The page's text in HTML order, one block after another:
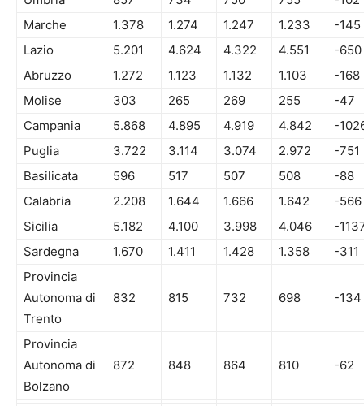
Marche
1.378 1.274 1.247 1.233
-145
Lazio
5.201 4.624 4.322 4.551
-650
Abruzzo
1.272 1.123 1.132 1.103
-168
Molise
303 265 269 255
-47
Campania
5.868 4.895 4.919 4.842
-
Puglia
3.722 3.114 3.074 2.972
-751
Basilicata
596 517 507 508
-88
Calabria
2.208 1.644 1.666 1.642
-566
Sicilia
5.182 4.100 3.998 4.046
-
Sardegna
1.670 1.411 1.428 1.358
-311
Provincia
Autonoma di
Trento
832 815 732 698 -134
Provincia
Autonoma di
Bolzano
872 848 864 810 -62